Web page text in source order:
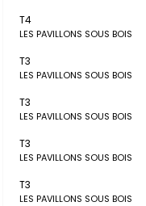
T4
LES PAVILLONS SOUS BOIS
T3
LES PAVILLONS SOUS BOIS
T3
LES PAVILLONS SOUS BOIS
T3
LES PAVILLONS SOUS BOIS
T3
LES PAVILLONS SOUS BOIS